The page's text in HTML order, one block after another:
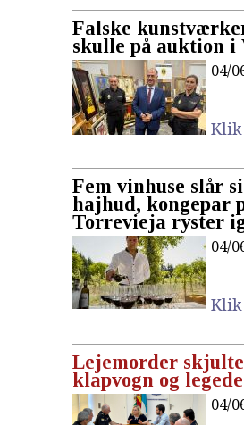
Falske
skulle på auktion i
04/
Klik
Fem vinhuse slår
hajhud, kongepar
Torrevieja ryster
04/
Klik
Lejemorder
klapvogn og
04/